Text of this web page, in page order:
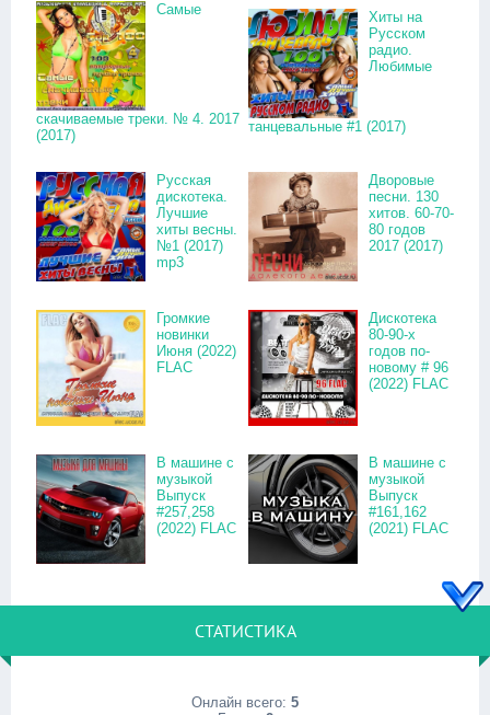
Самые
скачиваемые треки. № 4. 2017
(2017)
Хиты на
Русском
радио.
Любимые
танцевальные #1 (2017)
Русская
дискотека.
Лучшие
хиты весны.
№1 (2017)
mp3
Дворовые
песни. 130
хитов. 60-70-
80 годов
2017 (2017)
Громкие
новинки
Июня (2022)
FLAC
Дискотека
80-90-х
годов по-
новому # 96
(2022) FLAC
В машине с
музыкой
Выпуск
#257,258
(2022) FLAC
В машине с
музыкой
Выпуск
#161,162
(2021) FLAC
СТАТИСТИКА
Онлайн всего: 5